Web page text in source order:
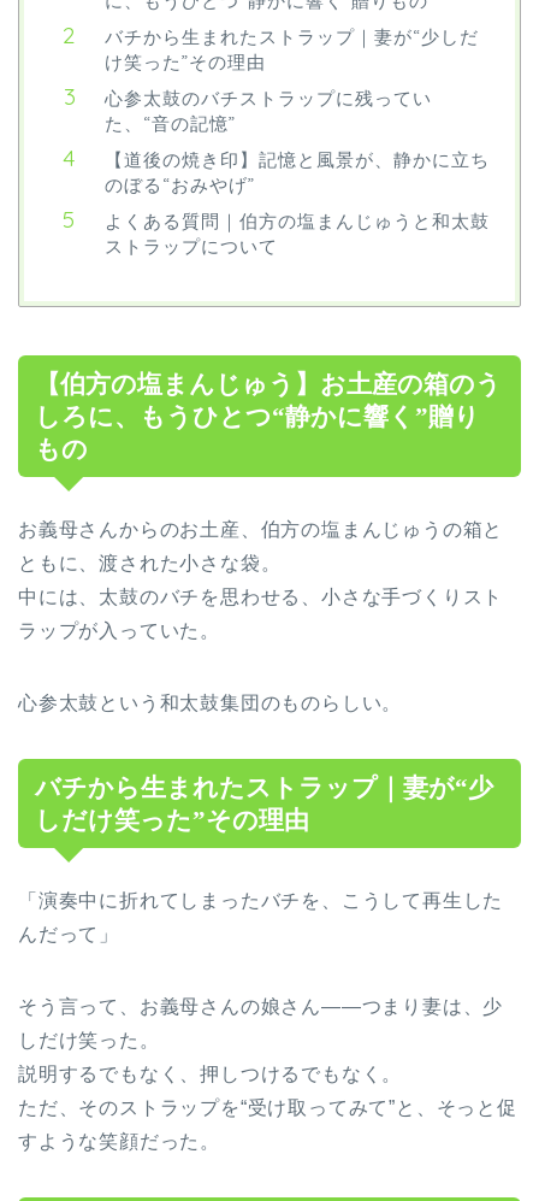
バチから生まれたストラップ｜妻が“少しだ
け笑った”その理由
心参太鼓のバチストラップに残ってい
た、“音の記憶”
【道後の焼き印】記憶と風景が、静かに立ち
のぼる“おみやげ”
よくある質問｜伯方の塩まんじゅうと和太鼓
ストラップについて
【伯方の塩まんじゅう】お土産の箱のう
しろに、もうひとつ“静かに響く”贈り
もの
お義母さんからのお土産、伯方の塩まんじゅうの箱と
ともに、渡された小さな袋。
中には、太鼓のバチを思わせる、小さな手づくりスト
ラップが入っていた。
心参太鼓という和太鼓集団のものらしい。
バチから生まれたストラップ｜妻が“少
しだけ笑った”その理由
「演奏中に折れてしまったバチを、こうして再生した
んだって」
そう言って、お義母さんの娘さん――つまり妻は、少
しだけ笑った。
説明するでもなく、押しつけるでもなく。
ただ、そのストラップを“受け取ってみて”と、そっと促
すような笑顔だった。